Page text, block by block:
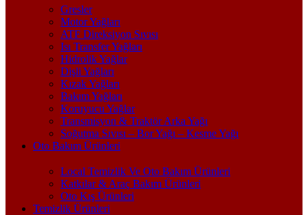
Gresler
Motor Yağları
ATF Direksiyon Sıvısı
Isı Transfer Yağları
Hidrolik Yağlar
Dişli Yağları
Kızak Yağları
Bakım Yağları
Koruyucu Yağlar
Transmisyon & Traktör Arka Yağı
Soğutma Sıvısı – Bor Yağı – Kesme Yağı
Oto Bakım Ürünleri
Local Temizlik Ve Oto Bakım Ürünleri
Katkılar & Araç Bakım Ürünleri
Oto Kış Ürünleri
Temizlik Ürünleri